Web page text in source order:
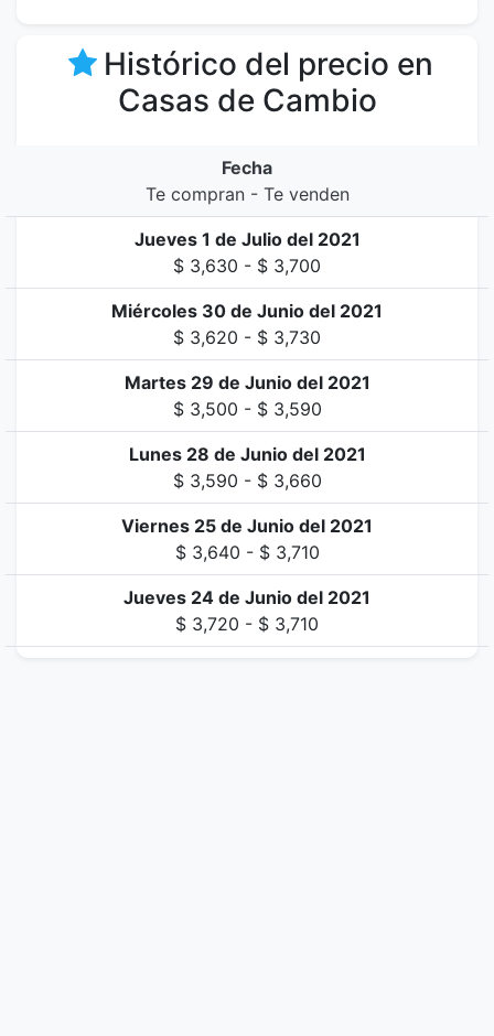
Histórico del precio en
Casas de Cambio
Fecha
Te compran - Te venden
Jueves 1 de Julio del 2021
$ 3,630 - $ 3,700
Miércoles 30 de Junio del 2021
$ 3,620 - $ 3,730
Martes 29 de Junio del 2021
$ 3,500 - $ 3,590
Lunes 28 de Junio del 2021
$ 3,590 - $ 3,660
Viernes 25 de Junio del 2021
$ 3,640 - $ 3,710
Jueves 24 de Junio del 2021
$ 3,720 - $ 3,710